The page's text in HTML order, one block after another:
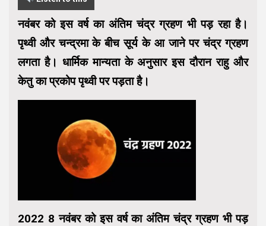
नवंबर को इस वर्ष का अंतिम चंद्र ग्रहण भी पड़ रहा है।
पृथ्वी और चन्द्रमा के बीच सूर्य के आ जाने पर चंद्र ग्रहण
लगता है। धार्मिक मान्यता के अनुसार इस दौरान राहु और
केतु का प्रकोप पृथ्वी पर पड़ता है।
2022 8 नवंबर को इस वर्ष का अंतिम चंद्र ग्रहण भी पड़